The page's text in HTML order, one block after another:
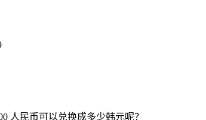
人民币可以兑换成多少韩元呢？